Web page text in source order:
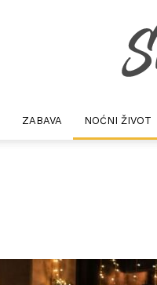
ZABAVA NOĆNI ŽIVOT